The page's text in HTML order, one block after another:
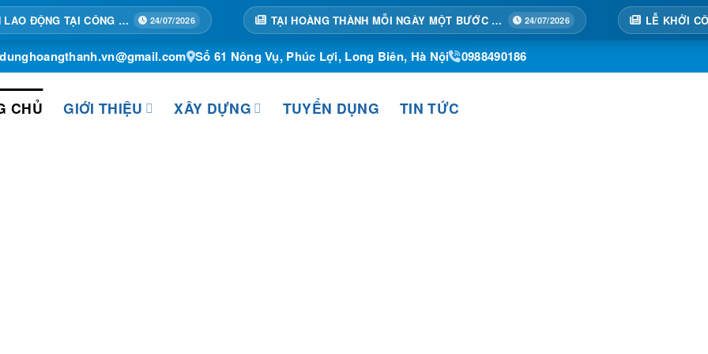
TẬP HUẤN AN TOÀN LAO ĐỘNG TẠI CÔNG TRÌNH 24/07/2026 TẠI HOÀNG THÀNH MỖI NGÀY MỘT BƯỚC TIẾN 24/07/2026
Số 61 Nông Vụ, Phúc Lợi, Long Biên, Hà Nội 0988490186
CHỦ GIỚI THIỆU XÂY DỰNG TUYỂN DỤNG TIN TỨC